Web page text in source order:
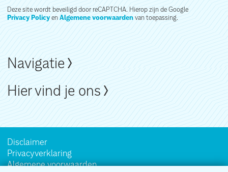
Deze site wordt beveiligd door reCAPTCHA. Hierop zijn de Google
Privacy PolicyenAlgemene voorwaardenvan toepassing.
Navigatie
Hier vind je ons
Disclaimer
Privacyverklaring
Algemene voorwaarden